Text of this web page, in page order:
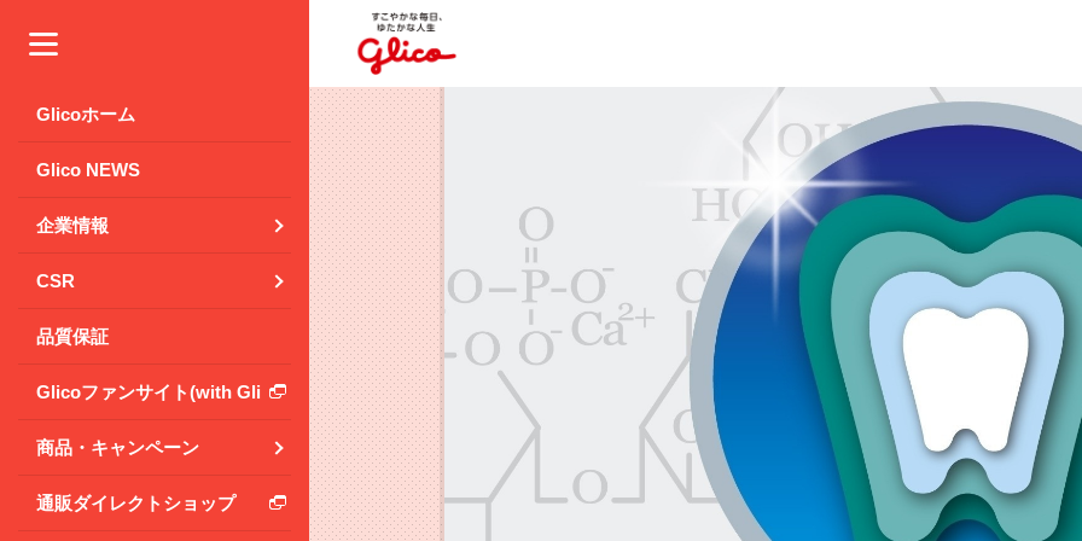
Glicoホーム
Glico NEWS
企業情報
CSR
品質保証
Glicoファンサイト(with Glico Park)
商品・キャンペーン
通販ダイレクトショップ